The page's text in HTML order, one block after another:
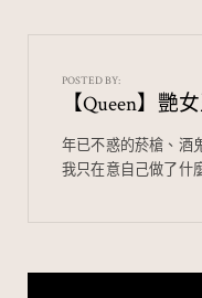
o
o
k
at
POSTED BY:
【Queen】艷
年已不惑的菸槍、酒
我只在意自己做了什